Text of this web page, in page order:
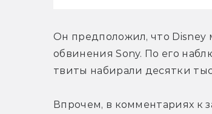
Он предположил, что Disney
обвинения Sony. По его
твиты набирали десятки
Впрочем, в комментариях к